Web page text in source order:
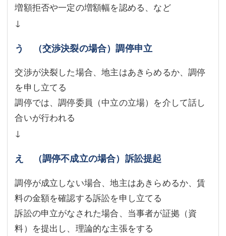
増額拒否や一定の増額幅を認める、など
↓
う （交渉決裂の場合）調停申立
交渉が決裂した場合、地主はあきらめるか、調停
を申し立てる
調停では、調停委員（中立の立場）を介して話し
合いが行われる
↓
え （調停不成立の場合）訴訟提起
調停が成立しない場合、地主はあきらめるか、賃
料の金額を確認する訴訟を申し立てる
訴訟の申立がなされた場合、当事者が証拠（資
料）を提出し、理論的な主張をする